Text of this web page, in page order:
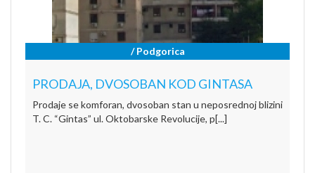
/ Podgorica
PRODAJA, DVOSOBAN KOD GINTASA
Prodaje se komforan, dvosoban stan u neposrednoj blizini
T. C. “Gintas” ul. Oktobarske Revolucije, p[...]